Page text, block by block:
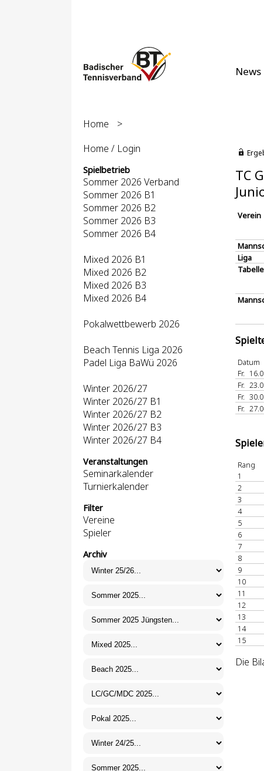
News
Home
>
Home / Login
Spielbetrieb
Sommer 2026 Verband
Sommer 2026 B1
Sommer 2026 B2
Sommer 2026 B3
Sommer 2026 B4
Mixed 2026 B1
Mixed 2026 B2
Mixed 2026 B3
Mixed 2026 B4
Pokalwettbewerb 2026
Beach Tennis Liga 2026
Padel Liga BaWü 2026
Winter 2026/27
Winter 2026/27 B1
Winter 2026/27 B2
Winter 2026/27 B3
Winter 2026/27 B4
Veranstaltungen
Seminarkalender
Turnierkalender
Filter
Vereine
Spieler
Archiv
TC
Verein
Liga
Tabelle
Datum
Fr.
Fr.
Fr.
Fr.
Rang
1
2
3
4
5
6
7
8
9
10
11
12
13
14
15
Die